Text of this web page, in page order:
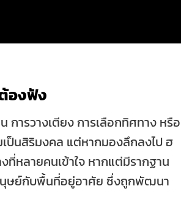
องฟัง
การวางเตียง การเลือกทิศทาง หรือ
ป็นสิริมงคล แต่หากมองลึกลงไป ฮ
ที่หลายคนเข้าใจ หากแต่มีรากฐาน
นุษย์กับพื้นที่อยู่อาศัย ซึ่งถูกพัฒนา